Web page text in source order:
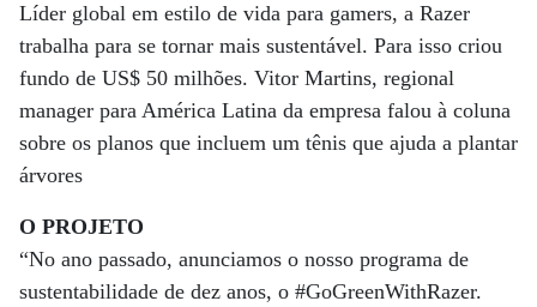
Líder global em estilo de vida para gamers, a Razer
trabalha para se tornar mais sustentável. Para isso criou
fundo de US$ 50 milhões. Vitor Martins, regional
manager para América Latina da empresa falou à coluna
sobre os planos que incluem um tênis que ajuda a plantar
árvores
O PROJETO
“No ano passado, anunciamos o nosso programa de
sustentabilidade de dez anos, o #GoGreenWithRazer.